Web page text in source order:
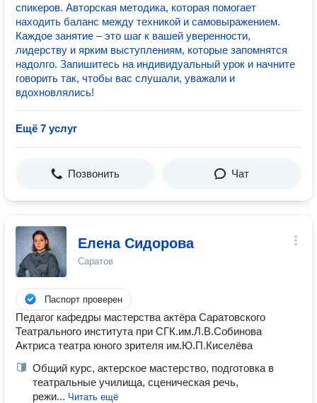
спикеров. Авторская методика, которая помогает
находить баланс между техникой и самовыражением.
Каждое занятие – это шаг к вашей уверенности,
лидерству и ярким выступлениям, которые запомнятся
надолго. Запишитесь на индивидуальный урок и начните
говорить так, чтобы вас слушали, уважали и
вдохновлялись!
Ещё 7 услуг
Позвонить Чат
Елена Сидорова
Саратов
Паспорт проверен
Педагог кафедры мастерства актёра Саратовского
Театрального института при СГК.им.Л.В.Собинова
Актриса театра юного зрителя им.Ю.П.Киселёва
Общий курс, актерское мастерство, подготовка в
театральные училища, сценическая речь,
режи... Читать ещё